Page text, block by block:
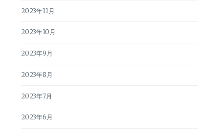
2023年11月
2023年10月
2023年9月
2023年8月
2023年7月
2023年6月